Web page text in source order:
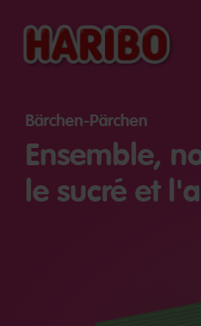
Bärchen-Pärchen
Ensemble,
le sucré et